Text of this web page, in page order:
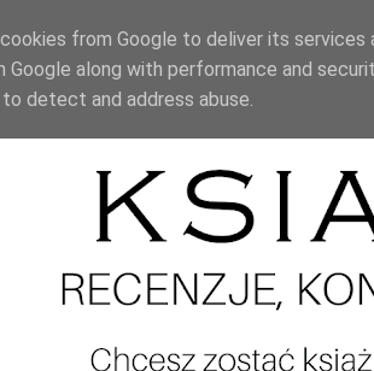
from Google to deliver its
Google along with performance and
detect and address abuse.